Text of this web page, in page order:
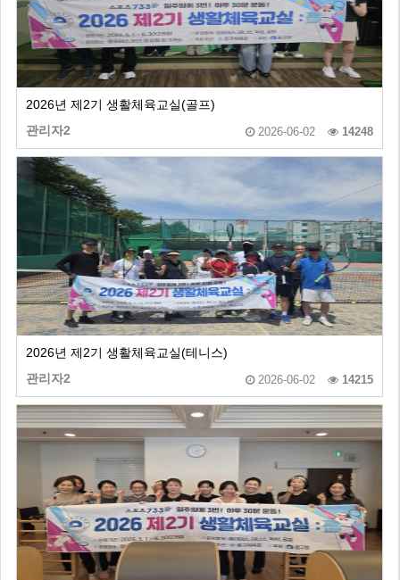
2026년 제2기 생활체육교실(골프)
관리자2
2026-06-02 14248
2026년 제2기 생활체육교실(테니스)
관리자2
2026-06-02 14215